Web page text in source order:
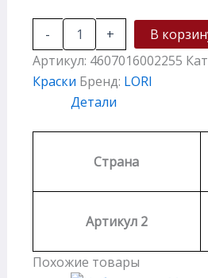
- +
В
Артикул: 4607016002255
Краски Бренд: LORI
Детали
Страна
Артикул 2
Похожие товары